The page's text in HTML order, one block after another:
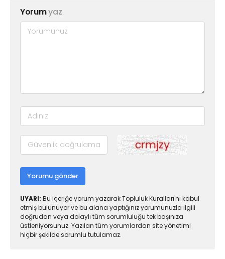
Yorumyaz
Yorumu gönder
UYARI: Bu içeriğe yorum yazarak Topluluk Kuralları'nı kabul
etmiş bulunuyor ve bu alana yaptığınız yorumunuzla ilgili
doğrudan veya dolaylı tüm sorumluluğu tek başınıza
üstleniyorsunuz. Yazılan tüm yorumlardan site yönetimi
hiçbir şekilde sorumlu tutulamaz.